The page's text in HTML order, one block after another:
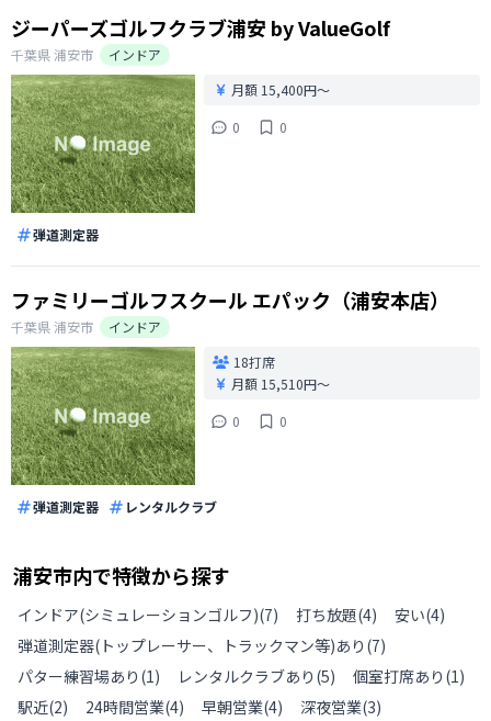
ジーパーズゴルフクラブ浦安 by ValueGolf
千葉県浦安市
インドア
月額 15,400円〜
0
0
弾道測定器
ファミリーゴルフスクール エパック（浦安本店）
千葉県浦安市
インドア
18打席
月額 15,510円〜
0
0
弾道測定器 レンタルクラブ
浦安市内で特徴から探す
インドア(シミュレーションゴルフ)(7) 打ち放題(4) 安い(4)
弾道測定器(トップレーサー、トラックマン等)あり (7)
パター練習場あり (1) レンタルクラブあり (5) 個室打席あり (1)
駅近(2) 24時間営業(4) 早朝営業(4) 深夜営業(3)